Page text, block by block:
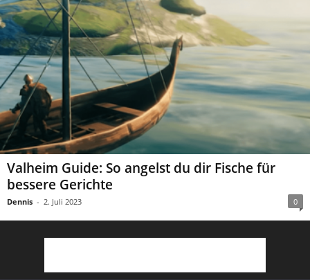
Valheim Guide: So angelst du dir Fische für
bessere Gerichte
Dennis - 2. Juli 2023 0